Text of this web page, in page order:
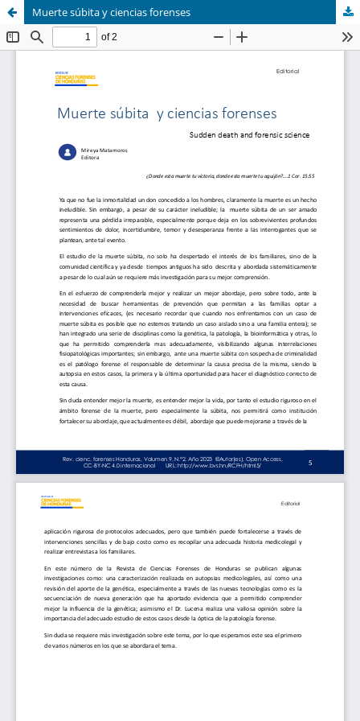
Muerte súbita y ciencias forenses